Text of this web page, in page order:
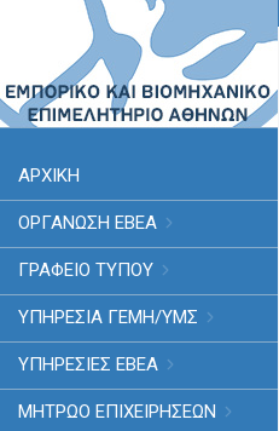
ΑΡΧΙΚΗ
ΟΡΓΑΝΩΣΗ ΕΒΕΑ
ΓΡΑΦΕΙΟ ΤΥΠΟΥ
ΥΠΗΡΕΣΊΑ ΓΕΜΗ/ΥΜΣ
ΥΠΗΡΕΣΙΕΣ ΕΒΕΑ
ΜΗΤΡΩΟ ΕΠΙΧΕΙΡΗΣΕΩΝ